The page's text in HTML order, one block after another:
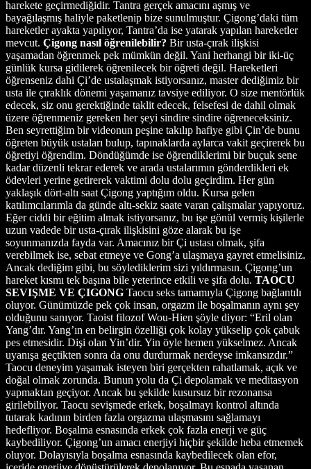
harekete geçirmediğidir. Tantra gerçek amacını aşmış ve
bayağılaşmış haliyle paketlenip bize sunulmuştur. Çigong’daki tüm
hareketler ayakta yapılıyor, Tantra’da ise yatarak yapılan hareketler
mevcut. Çigong nasıl öğrenilebilir? Bir usta-çırak ilişkisi
yaşamadan öğrenmek pek mümkün değil. Yani herhangi bir iki-üç
günlük kursa gidilerek öğrenilecek bir öğreti değil. Hareketleri
öğrenseniz dahi Çi’de ustalaşmak istiyorsanız, master dediğimiz bir
usta ile çıraklık dönemi yaşamanız tavsiye ediliyor. O size mentörlük
edecek, siz onu gerektiğinde taklit edecek, felsefesi de dahil olmak
üzere öğrenmeniz gereken her şeyi sindire sindire öğreneceksiniz.
Ben seyrettiğim bir videonun peşine takılıp hafiye gibi Çin’de bunu
öğreten büyük ustaları bulup, tapınaklarda aylarca vakit geçirerek bu
öğretiyi öğrendim. Döndüğümde ise öğrendiklerimi bir buçuk sene
kadar düzenli tekrar ederek ve arada ustalarımın gönderdikleri ek
ödevleri yerine getirerek vaktimi dolu dolu geçirdim. Her gün
yaklaşık dört-altı saat Çigong yaptığım oldu. Kursa gelen
katılımcılarımla da günde altı-sekiz saate varan çalışmalar yapıyoruz.
Eğer ciddi bir eğitim almak istiyorsanız, bu işe gönül vermiş kişilerle
uzun vadede bir usta-çırak ilişkisini göze alarak bu işe
soyunmanızda fayda var. Amacınız bir Çi ustası olmak, şifa
verebilmek ise, sebat etmeye ve Gong’a ulaşmaya gayret etmelisiniz.
Ancak dediğim gibi, bu söylediklerim sizi yıldırmasın. Çigong’un
hareket kısmı tek başına bile yeterince etkili ve şifa dolu. TAOCU
SEVIŞME VE ÇIGONG Taocu seks tamamıyla Çigong bağlantılı
oluyor. Günümüzde pek çok insan, orgazm ile boşalmanın aynı şey
olduğunu sanıyor. Taoist filozof Wou-Hien şöyle diyor: “Eril olan
Yang’dır. Yang’ın en belirgin özelliği çok kolay yükselip çok çabuk
pes etmesidir. Dişi olan Yin’dir. Yin öyle hemen yükselmez. Ancak
uyanışa geçtikten sonra da onu durdurmak nerdeyse imkansızdır.”
Taocu deneyim yaşamak isteyen biri gerçekten rahatlamak, açık ve
doğal olmak zorunda. Bunun yolu da Çi depolamak ve meditasyon
yapmaktan geçiyor. Ancak bu şekilde kusursuz bir rezonansa
girilebiliyor. Taocu sevişmede erkek, boşalmayı kontrol altında
tutarak kadının birden fazla orgazma ulaşmasını sağlamayı
hedefliyor. Boşalma esnasında erkek çok fazla enerji ve güç
kaybediliyor. Çigong’un amacı enerjiyi hiçbir şekilde heba etmemek
oluyor. Dolayısıyla boşalma esnasında kaybedilecek olan efor,